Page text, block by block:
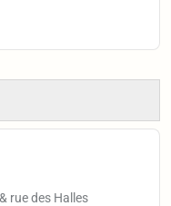
rue des Halles